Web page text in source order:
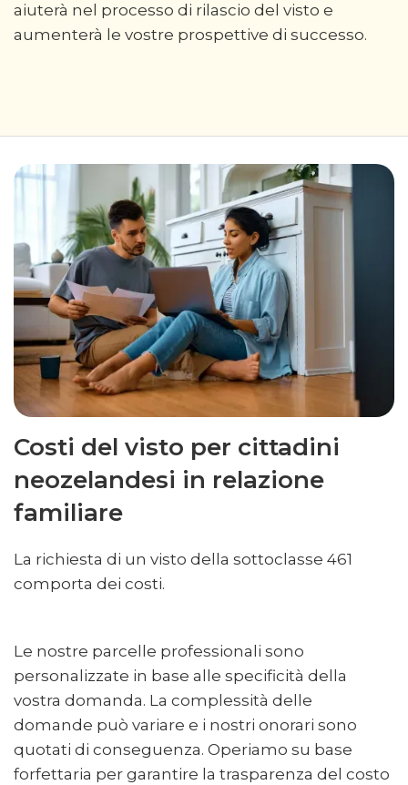
aiuterà nel processo di rilascio del visto e
aumenterà le vostre prospettive di successo.
Costi del visto per cittadini
neozelandesi in relazione
familiare
La richiesta di un visto della sottoclasse 461
comporta dei costi.
Le nostre parcelle professionali sono
personalizzate in base alle specificità della
vostra domanda. La complessità delle
domande può variare e i nostri onorari sono
quotati di conseguenza. Operiamo su base
forfettaria per garantire la trasparenza del costo